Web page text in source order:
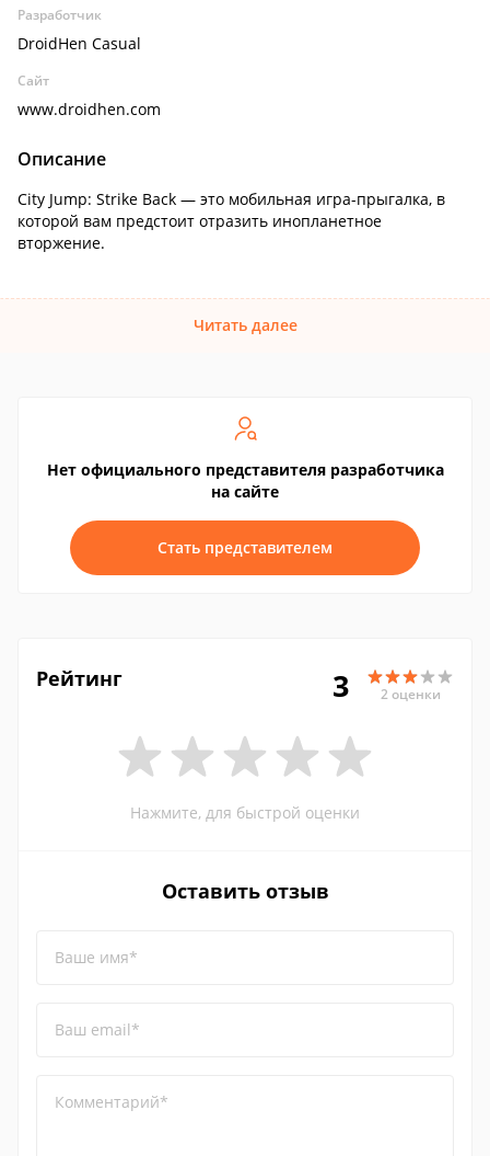
Разработчик
DroidHen Casual
Сайт
www.droidhen.com
Описание
City Jump: Strike Back — это мобильная игра-прыгалка, в
которой вам предстоит отразить инопланетное
вторжение.
Читать далее
Нет официального представителя разработчика
на сайте
Стать представителем
Рейтинг 3 2 оценки
Нажмите, для быстрой оценки
Оставить отзыв
Ваше имя*
Ваш email*
Комментарий*